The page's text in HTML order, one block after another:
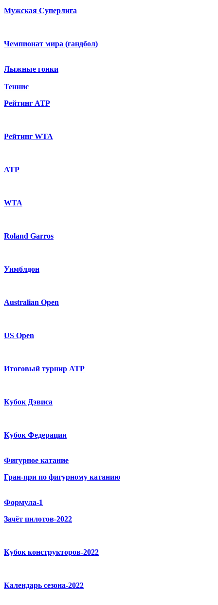
Мужская Суперлига
Чемпионат мира (гандбол)
Лыжные гонки
Теннис
Рейтинг ATP
Рейтинг WTA
ATP
WTA
Roland Garros
Уимблдон
Australian Open
US Open
Итоговый турнир ATP
Кубок Дэвиса
Кубок Федерации
Фигурное катание
Гран-при по фигурному катанию
Формула-1
Зачёт пилотов-2022
Кубок конструкторов-2022
Календарь сезона-2022